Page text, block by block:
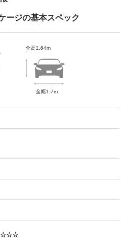
ージの基本スペック
全高1.64m
全幅1.7m